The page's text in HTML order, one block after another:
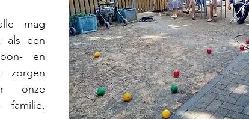
mag
als een
en
zorgen
onze
familie,